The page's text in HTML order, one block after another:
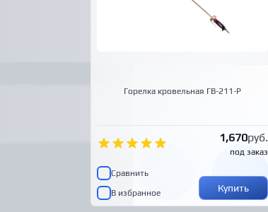
Горелка кровельная ГВ-211-Р
1,670руб.
под заказ
Сравнить
В избранное
Купить